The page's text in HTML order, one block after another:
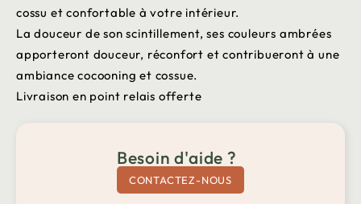
cossu et confortable à votre intérieur.
La douceur de son scintillement, ses couleurs ambrées
apporteront douceur, réconfort et contribueront à une
ambiance cocooning et cossue.
Livraison en point relais offerte
Besoin d'aide ?
CONTACTEZ-NOUS